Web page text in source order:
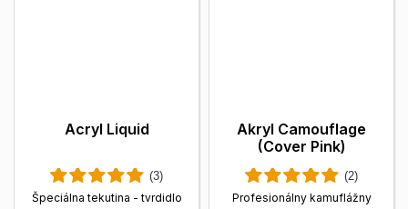
Acryl Liquid
(3)
Špeciálna tekutina - tvrdidlo
Akryl Camouflage
(Cover Pink)
(2)
Profesionálny kamuflážny